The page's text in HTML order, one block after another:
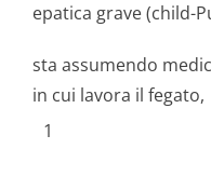
epatica grave (child-
sta assumendo
in cui lavora il fegato,
1